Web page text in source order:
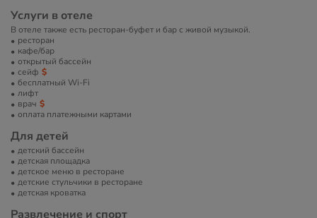
Услуги в отеле
В отеле также есть ресторан-буфет и бар с живой музыкой.
ресторан
кафе/бар
открытый бассейн
сейф
бесплатный Wi-Fi
лифт
врач
оплата платежными картами
Для детей
детский бассейн
детская площадка
детское меню в ресторане
детские стульчики в ресторане
детская кроватка
Развлечение и спорт